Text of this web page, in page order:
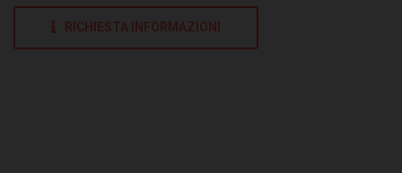
RICHIESTA INFORMAZIONI